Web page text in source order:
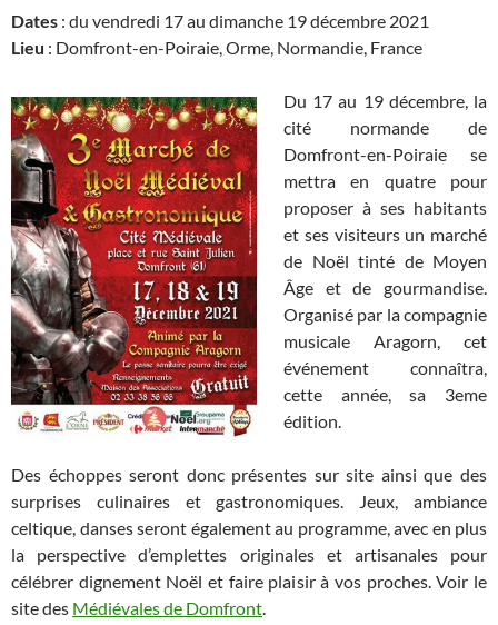
Dates : du vendredi 17 au dimanche 19 décembre 2021
Lieu : Domfront-en-Poiraie, Orme, Normandie, France
Du 17 au 19 décembre, la
cité normande de
Domfront-en-Poiraie se
mettra en quatre pour
proposer à ses habitants
et ses visiteurs un marché
de Noël tinté de Moyen
Âge et de gourmandise.
Organisé par la compagnie
musicale Aragorn, cet
événement connaîtra,
cette année, sa 3eme
édition.
Des échoppes seront donc présentes sur site ainsi que des
surprises culinaires et gastronomiques. Jeux, ambiance
celtique, danses seront également au programme, avec en plus
la perspective d’emplettes originales et artisanales pour
célébrer dignement Noël et faire plaisir à vos proches. Voir le
site des Médiévales de Domfront.